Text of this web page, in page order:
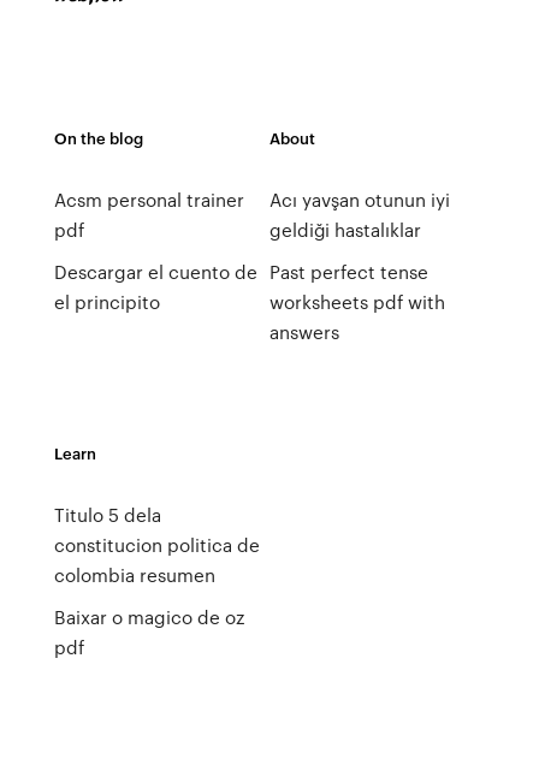
On the blog
Acsm personal trainer
pdf
Descargar el cuento de
el principito
About
Acı yavşan otunun iyi
geldiği hastalıklar
Past perfect tense
worksheets pdf with
answers
Learn
Titulo 5 dela
constitucion politica de
colombia resumen
Baixar o magico de oz
pdf